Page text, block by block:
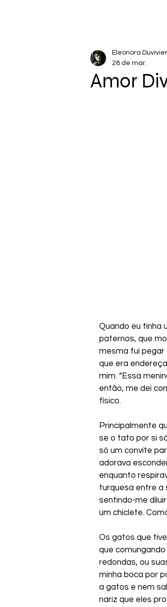
Amor
Eleonora Duvivier
28 de mar.
Quando eu tinha
paternos, que
mesma fui pegar
que era
mim. “Essa
então, me dei
físico.
Principalmente
se o tato por si
só um convite
adorava
enquanto
turquesa entre a
sentindo-me
um chiclete.
Os gatos que
que
redondas, ou
minha boca por
a gatos e nem
nariz que eles